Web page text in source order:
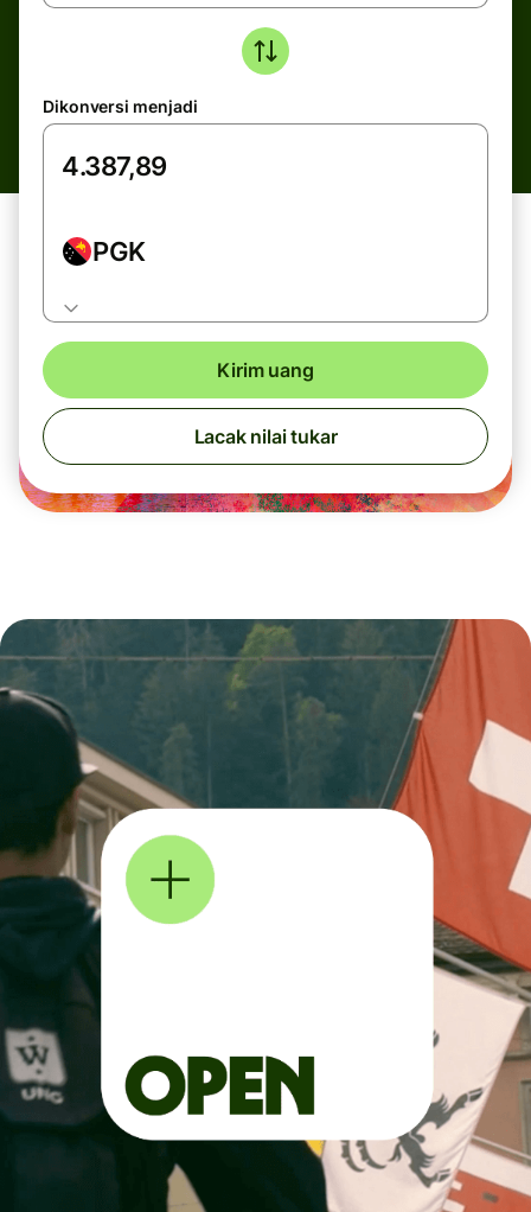
Dikonversi menjadi
PGK
Kirim uang
Lacak nilai tukar